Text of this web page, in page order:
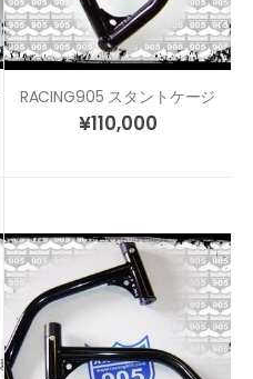
RACING905 スタントケージ
¥110,000